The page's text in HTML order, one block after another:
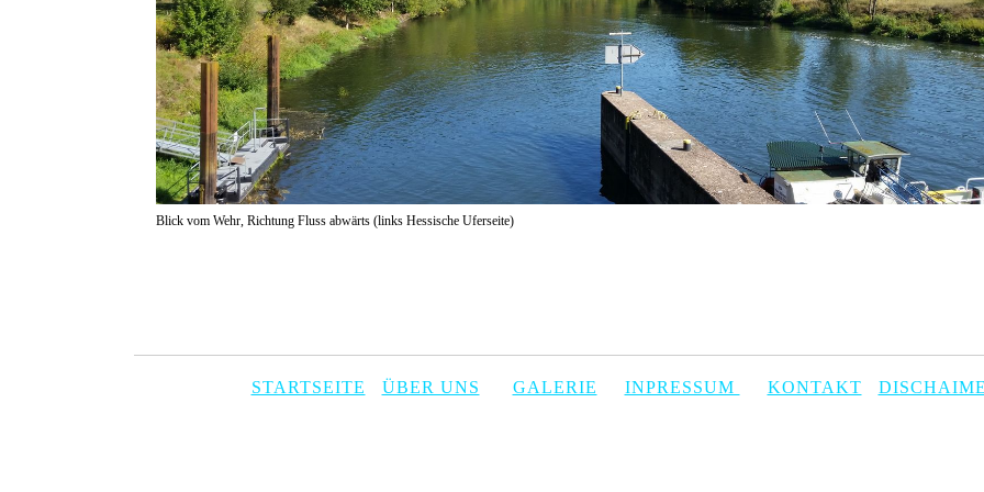
Blick vom Wehr, Richtung Fluss abwärts (links Hessische Uferseite)
STARTSEITE ÜBER UNS GALERIE INPRESSUM KONTAKT